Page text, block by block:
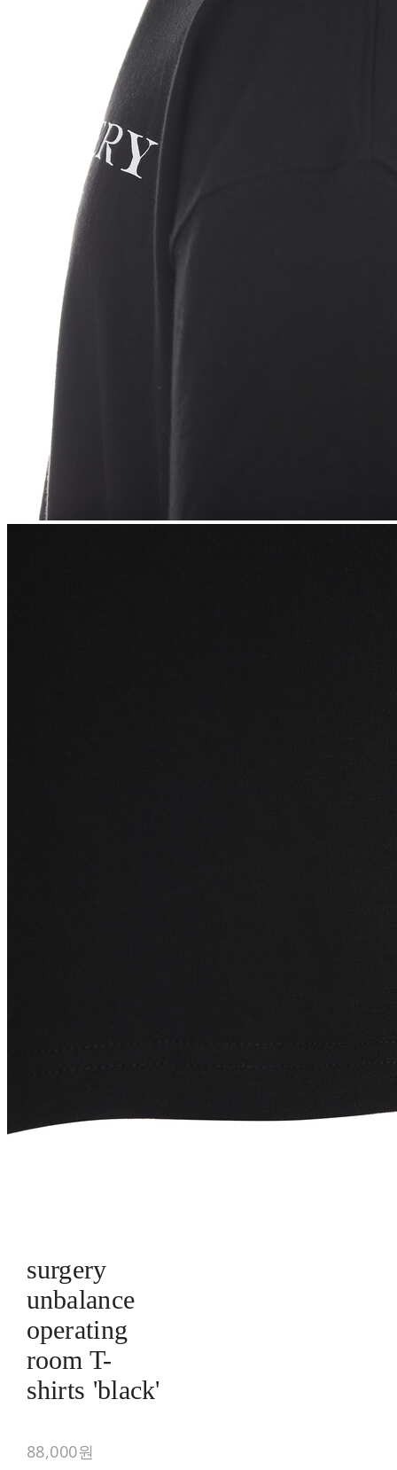
surgery
unbalance
operating
room T-
shirts 'black'
88,000원